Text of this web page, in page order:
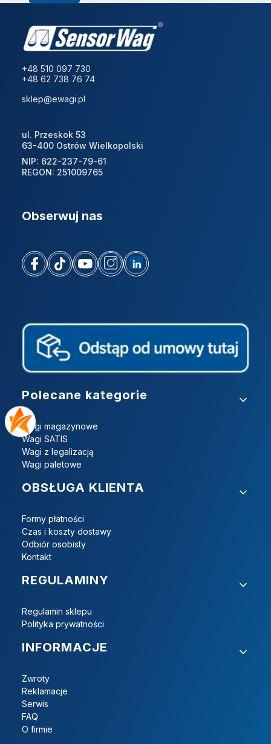
+48 510 097 730
+48 62 738 76 74
sklep@ewagi.pl
ul. Przeskok 53
63-400 Ostrów Wielkopolski
NIP: 622-237-79-61
REGON: 251009765
Obserwuj nas
Linki w stopce
Polecane kategorie
Wagi magazynowe
Wagi SATIS
Wagi z legalizacją
Wagi paletowe
OBSŁUGA KLIENTA
Formy płatności
Czas i koszty dostawy
Odbiór osobisty
Kontakt
REGULAMINY
Regulamin sklepu
Polityka prywatności
INFORMACJE
Zwroty
Reklamacje
Serwis
FAQ
O firmie